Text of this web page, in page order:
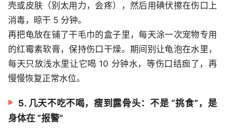
壳或皮肤（别太用力，会疼），然后用碘伏擦在伤口上
消毒，晾干 5 分钟。
再把龟放在铺了干毛巾的盒子里，每天涂一次宠物专用
的红霉素软膏，保持伤口干燥。期间别让龟泡在水里，
每天只放浅水里让它喝 10 分钟水，等伤口结痂了，再
慢慢恢复正常水位。
5. 几天不吃不喝，瘦到露骨头：不是 “挑食”，是
身体在 “报警”